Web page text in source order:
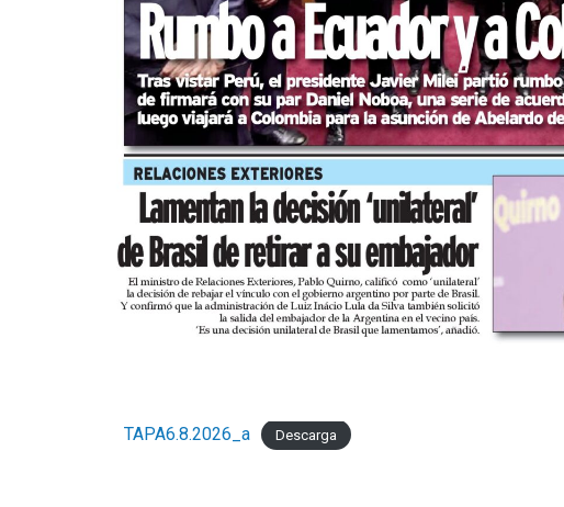
TAPA6.8.2026_a Descarga